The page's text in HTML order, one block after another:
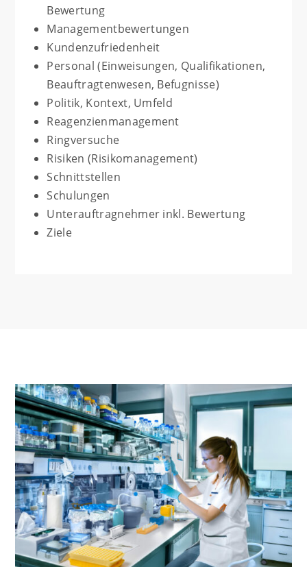
Bewertung
Managementbewertungen
Kundenzufriedenheit
Personal (Einweisungen, Qualifikationen,
Beauftragtenwesen, Befugnisse)
Politik, Kontext, Umfeld
Reagenzienmanagement
Ringversuche
Risiken (Risikomanagement)
Schnittstellen
Schulungen
Unterauftragnehmer inkl. Bewertung
Ziele